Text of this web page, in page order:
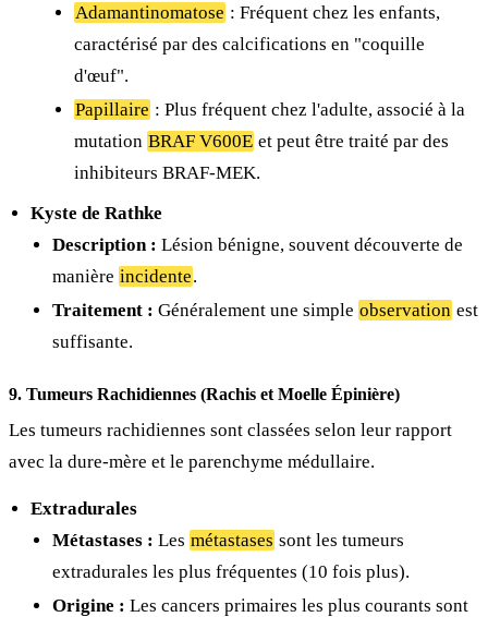
Adamantinomatose : Fréquent chez les enfants,
caractérisé par des calcifications en "coquille
d'œuf".
Papillaire : Plus fréquent chez l'adulte, associé à la
mutation BRAF V600E et peut être traité par des
inhibiteurs BRAF-MEK.
Kyste de Rathke
Description : Lésion bénigne, souvent découverte de
manière incidente.
Traitement : Généralement une simple observation est
suffisante.
9. Tumeurs Rachidiennes (Rachis et Moelle Épinière)
Les tumeurs rachidiennes sont classées selon leur rapport
avec la dure-mère et le parenchyme médullaire.
Extradurales
Métastases : Les métastases sont les tumeurs
extradurales les plus fréquentes (10 fois plus).
Origine : Les cancers primaires les plus courants sont